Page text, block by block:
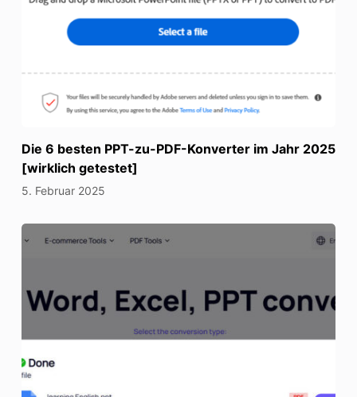
Die 6 besten PPT-zu-PDF-Konverter im Jahr 2025
[wirklich getestet]
5. Februar 2025